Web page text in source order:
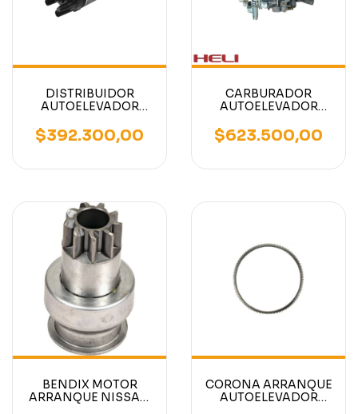
DISTRIBUIDOR
AUTOELEVADOR
K21 K25 H15 H20-2
H25
$392.300,00
CARBURADOR
AUTOELEVADOR
K25 H20 H25- HELI-
MITSUBISHI-
TCM
$623.500,00
BENDIX MOTOR
ARRANQUE NISSAN
CORONA ARRANQUE
AUTOELEVADOR